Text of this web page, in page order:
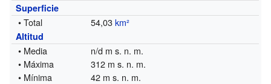
Superficie
• Total 54,03km²
Altitud
• Media
n/d m s. n. m.
• Máxima
312 m s. n. m.
• Mínima
42 m s. n. m.